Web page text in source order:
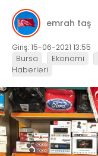
emrah taş
Giriş: 15-06-2021 13:55
Bursa Ekonomi
Haberleri